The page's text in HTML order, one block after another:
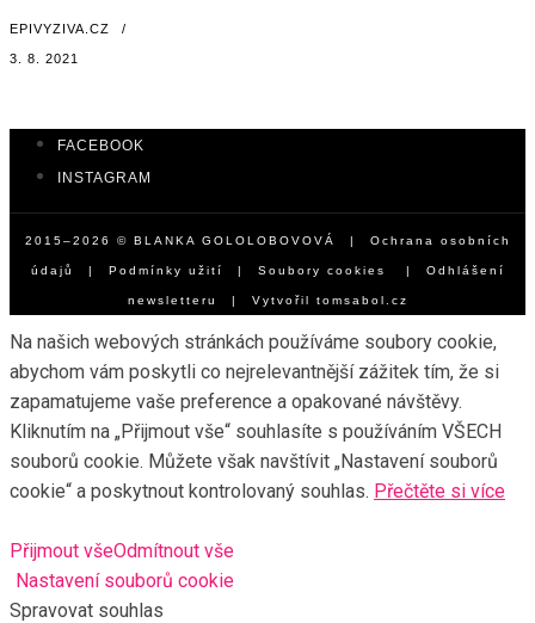
EPIVYZIVA.CZ /
3. 8. 2021
FACEBOOK
INSTAGRAM
2015–2026 © BLANKA GOLOLOBOVOVÁ | Ochrana osobních
údajů | Podmínky užití | Soubory cookies | Odhlášení
newsletteru | Vytvořil tomsabol.cz
Na našich webových stránkách používáme soubory cookie,
abychom vám poskytli co nejrelevantnější zážitek tím, že si
zapamatujeme vaše preference a opakované návštěvy.
Kliknutím na „Přijmout vše“ souhlasíte s používáním VŠECH
souborů cookie. Můžete však navštívit „Nastavení souborů
cookie“ a poskytnout kontrolovaný souhlas. Přečtěte si více
Přijmout všeOdmítnout vše
Nastavení souborů cookie
Spravovat souhlas